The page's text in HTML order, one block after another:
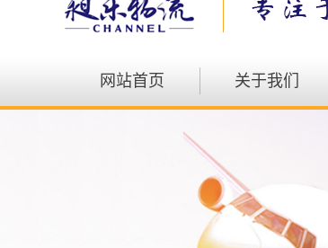
网站首页 关于我们
资质荣誉
发展历程